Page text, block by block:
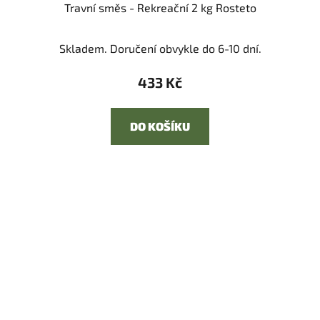
Travní směs - Rekreační 2 kg Rosteto
Skladem. Doručení obvykle do 6-10 dní.
433 Kč
DO KOŠÍKU